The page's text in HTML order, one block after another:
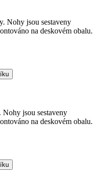
Nohy jsou sestaveny
na deskovém obalu.
jsou sestaveny
na deskovém obalu.